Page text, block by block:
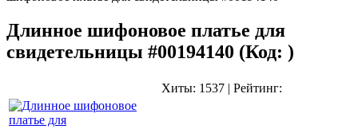
Длинное шифоновое платье для
свидетельницы #00194140 (Код: )
Хиты: 1537 | Рейтинг: